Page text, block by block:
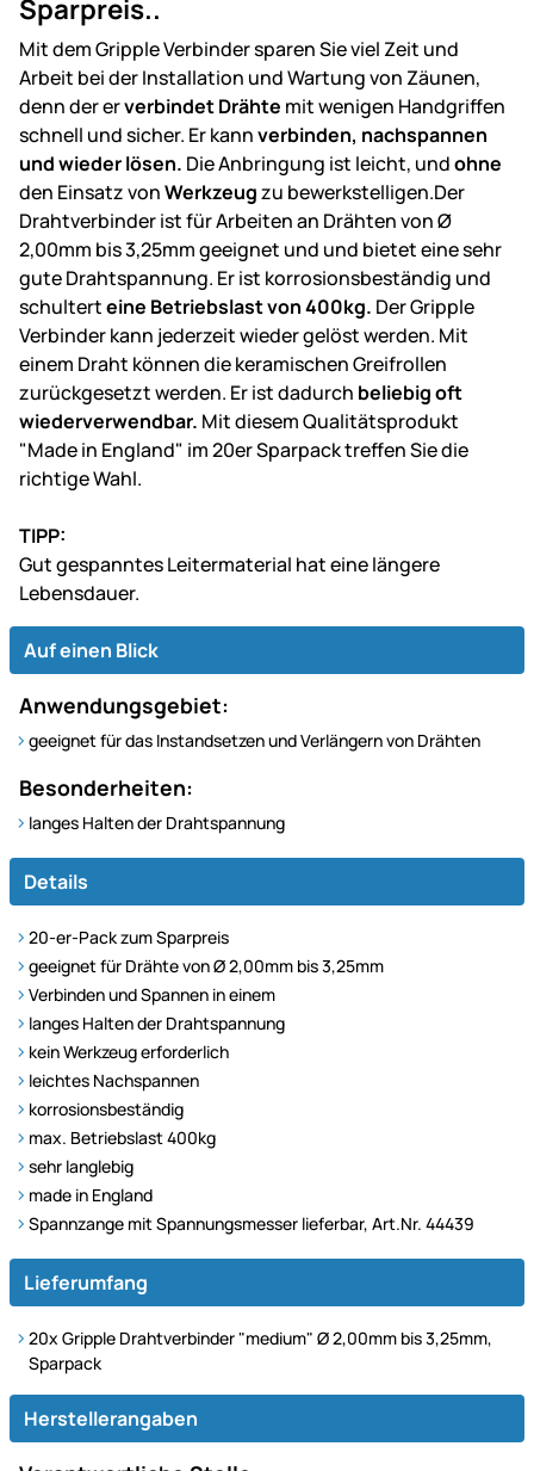
Sparpreis..
Mit dem Gripple Verbinder sparen Sie viel Zeit und
Arbeit bei der Installation und Wartung von Zäunen,
denn der erverbindet Drähte mit wenigen Handgriffen
schnell und sicher. Er kannverbinden, nachspannen
und wieder lösen. Die Anbringung ist leicht, undohne
den Einsatz vonWerkzeugzu bewerkstelligen.Der
Drahtverbinder ist für Arbeiten an Drähten von Ø
2,00mm bis 3,25mm geeignet und und bietet eine sehr
gute Drahtspannung. Er ist korrosionsbeständig und
schulterteine Betriebslast von 400kg. Der Gripple
Verbinder kann jederzeit wieder gelöst werden. Mit
einem Draht können die keramischen Greifrollen
zurückgesetzt werden. Er ist dadurch beliebig oft
wiederverwendbar. Mit diesem Qualitätsprodukt
"Made in England" im 20er Sparpack treffen Sie die
richtige Wahl.
TIPP:
Gut gespanntes Leitermaterial hat eine längere
Lebensdauer.
Auf einen Blick
Anwendungsgebiet:
geeignet für das Instandsetzen und Verlängern von Drähten
Besonderheiten:
langes Halten der Drahtspannung
Details
20-er-Pack zum Sparpreis
geeignet für Drähte von Ø 2,00mm bis 3,25mm
Verbinden und Spannen in einem
langes Halten der Drahtspannung
kein Werkzeug erforderlich
leichtes Nachspannen
korrosionsbeständig
max. Betriebslast 400kg
sehr langlebig
made in England
Spannzange mit Spannungsmesser lieferbar, Art.Nr. 44439
Lieferumfang
20x Gripple Drahtverbinder "medium" Ø 2,00mm bis 3,25mm,
Sparpack
Herstellerangaben